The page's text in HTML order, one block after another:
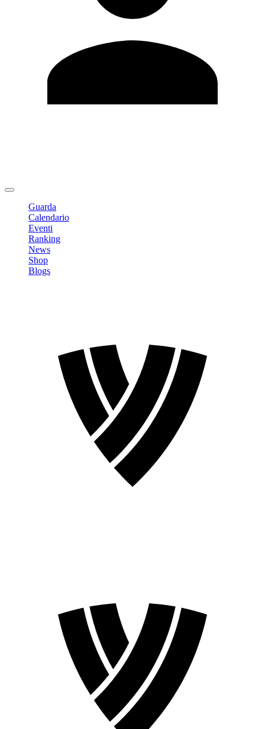
Guarda
Calendario
Eventi
Ranking
News
Shop
Blogs